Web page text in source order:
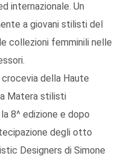
internazionale. Un
a giovani stilisti del
collezioni femminili nelle
crocevia della Haute
Matera stilisti
8^ edizione e dopo
degli otto
Designers di Simone